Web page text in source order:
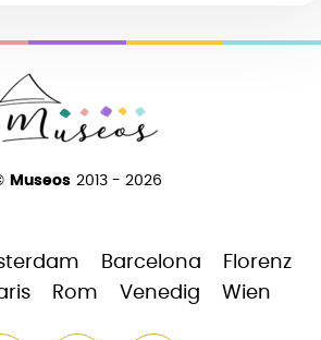
Museos 2013 - 2026
Barcelona
Florenz
Rom Venedig Wien